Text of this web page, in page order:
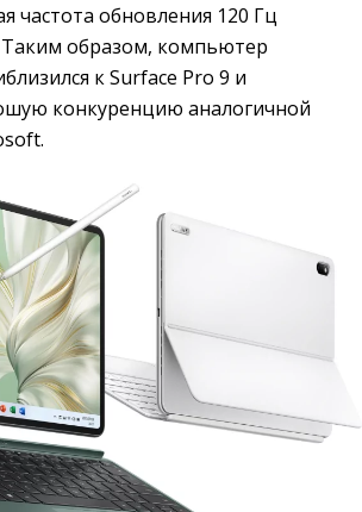
частота обновления 120 Гц
Таким образом, компьютер
к Surface Pro 9 и
конкуренцию аналогичной